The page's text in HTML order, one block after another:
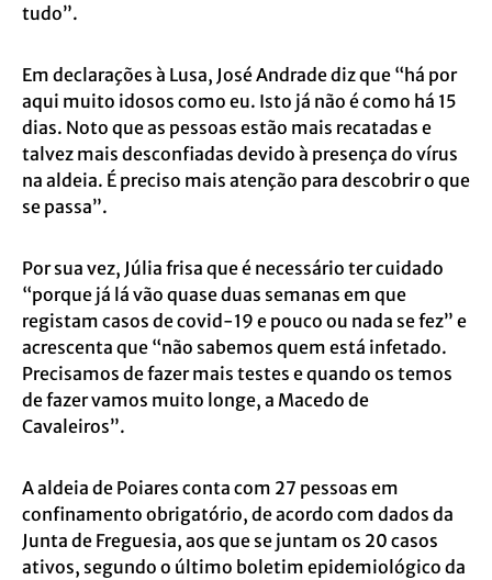
tudo”.
Em declarações à Lusa, José Andrade diz que “há por
aqui muito idosos como eu. Isto já não é como há 15
dias. Noto que as pessoas estão mais recatadas e
talvez mais desconfiadas devido à presença do vírus
na aldeia. É preciso mais atenção para descobrir o que
se passa”.
Por sua vez, Júlia frisa que é necessário ter cuidado
“porque já lá vão quase duas semanas em que
registam casos de covid-19 e pouco ou nada se fez” e
acrescenta que “não sabemos quem está infetado.
Precisamos de fazer mais testes e quando os temos
de fazer vamos muito longe, a Macedo de
Cavaleiros”.
A aldeia de Poiares conta com 27 pessoas em
confinamento obrigatório, de acordo com dados da
Junta de Freguesia, aos que se juntam os 20 casos
ativos, segundo o último boletim epidemiológico da